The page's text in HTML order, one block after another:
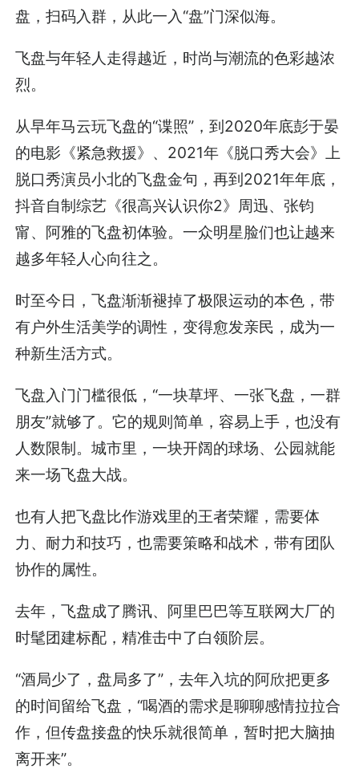
盘，扫码入群，从此一入“盘”门深似海。
飞盘与年轻人走得越近，时尚与潮流的色彩越浓
烈。
从早年马云玩飞盘的“谍照”，到2020年底彭于晏
的电影《紧急救援》、2021年《脱口秀大会》上
脱口秀演员小北的飞盘金句，再到2021年年底，
抖音自制综艺《很高兴认识你2》周迅、张钧
甯、阿雅的飞盘初体验。一众明星脸们也让越来
越多年轻人心向往之。
时至今日，飞盘渐渐褪掉了极限运动的本色，带
有户外生活美学的调性，变得愈发亲民，成为一
种新生活方式。
飞盘入门门槛很低，“一块草坪、一张飞盘，一群
朋友”就够了。它的规则简单，容易上手，也没有
人数限制。城市里，一块开阔的球场、公园就能
来一场飞盘大战。
也有人把飞盘比作游戏里的王者荣耀，需要体
力、耐力和技巧，也需要策略和战术，带有团队
协作的属性。
去年，飞盘成了腾讯、阿里巴巴等互联网大厂的
时髦团建标配，精准击中了白领阶层。
“酒局少了，盘局多了”，去年入坑的阿欣把更多
的时间留给飞盘，“喝酒的需求是聊聊感情拉拉合
作，但传盘接盘的快乐就很简单，暂时把大脑抽
离开来”。